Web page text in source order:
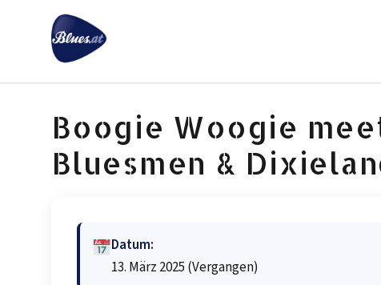
Boogie Woogie
Bluesmen &
Datum:
13. März 2025 (Vergangen)